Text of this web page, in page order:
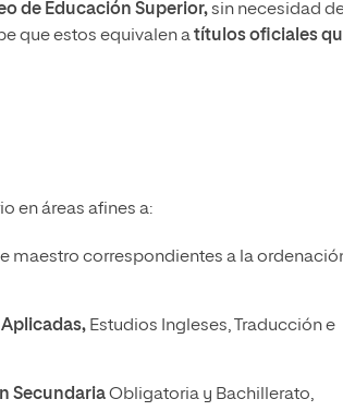
de Educación Superior,sin necesidad
que estos equivalen atítulos oficiales
en áreas afines a:
maestro correspondientes a la
Estudios Ingleses, Traducción e
SecundariaObligatoria y Bachillerato,